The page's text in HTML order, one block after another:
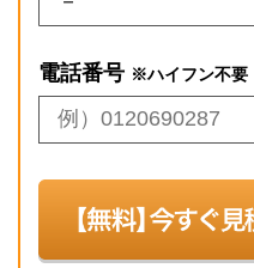
電話番号 ※ハイフン不要